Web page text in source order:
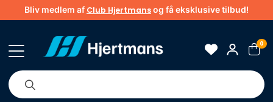
Bliv medlem af Club Hjertmansog få eksklusive tilbud!
0